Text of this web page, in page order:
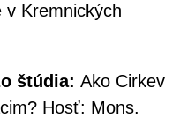
v Kremnických
štúdia: Ako Cirkev
Hosť: Mons.